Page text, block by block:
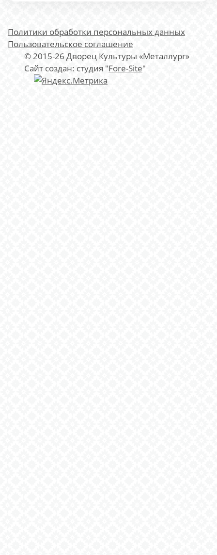
Политики обработки персональных данных
Пользовательское соглашение
© 2015-26 Дворец Культуры «Металлург»
Сайт создан: студия "Fore-Site"